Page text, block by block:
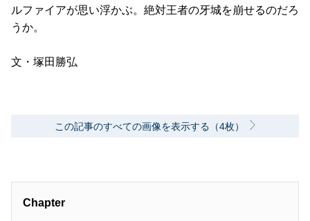
ルファイアが思い浮かぶ。絶対王者の牙城を崩せるのだろ
うか。
文・塚田勝弘
この記事のすべての画像を表示する（4枚）
Chapter